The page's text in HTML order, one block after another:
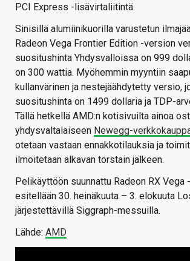
PCI Express -lisävirtaliitintä.
Sinisillä alumiinikuorilla varustetun
Radeon Vega Frontier Edition -version
suositushinta Yhdysvalloissa on 999
on 300 wattia. Myöhemmin myyntiin
kullanvärinen ja nestejäähdytetty versio,
suositushinta on 1499 dollaria ja TDP-
Tällä hetkellä AMD:n kotisivuilta ainoa
yhdysvaltalaiseen Newegg-
otetaan vastaan ennakkotilauksia ja
ilmoitetaan alkavan torstain jälkeen.
Pelikäyttöön suunnattu Radeon RX Vega
esitellään 30. heinäkuuta – 3. elokuuta
järjestettävillä Siggraph-messuilla.
Lähde: AMD